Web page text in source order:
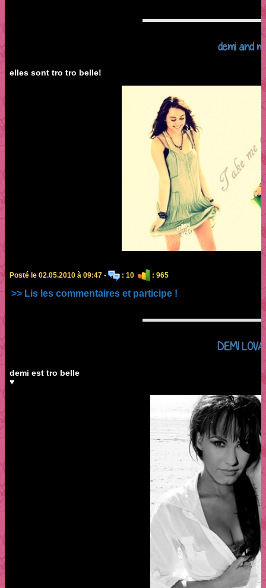
demi and
elles sont tro tro belle!
Posté le 02.05.2010 à 09:47 - : 10 : 965
>> Lis les commentaires et participe !
DEMI
demi est tro belle
♥